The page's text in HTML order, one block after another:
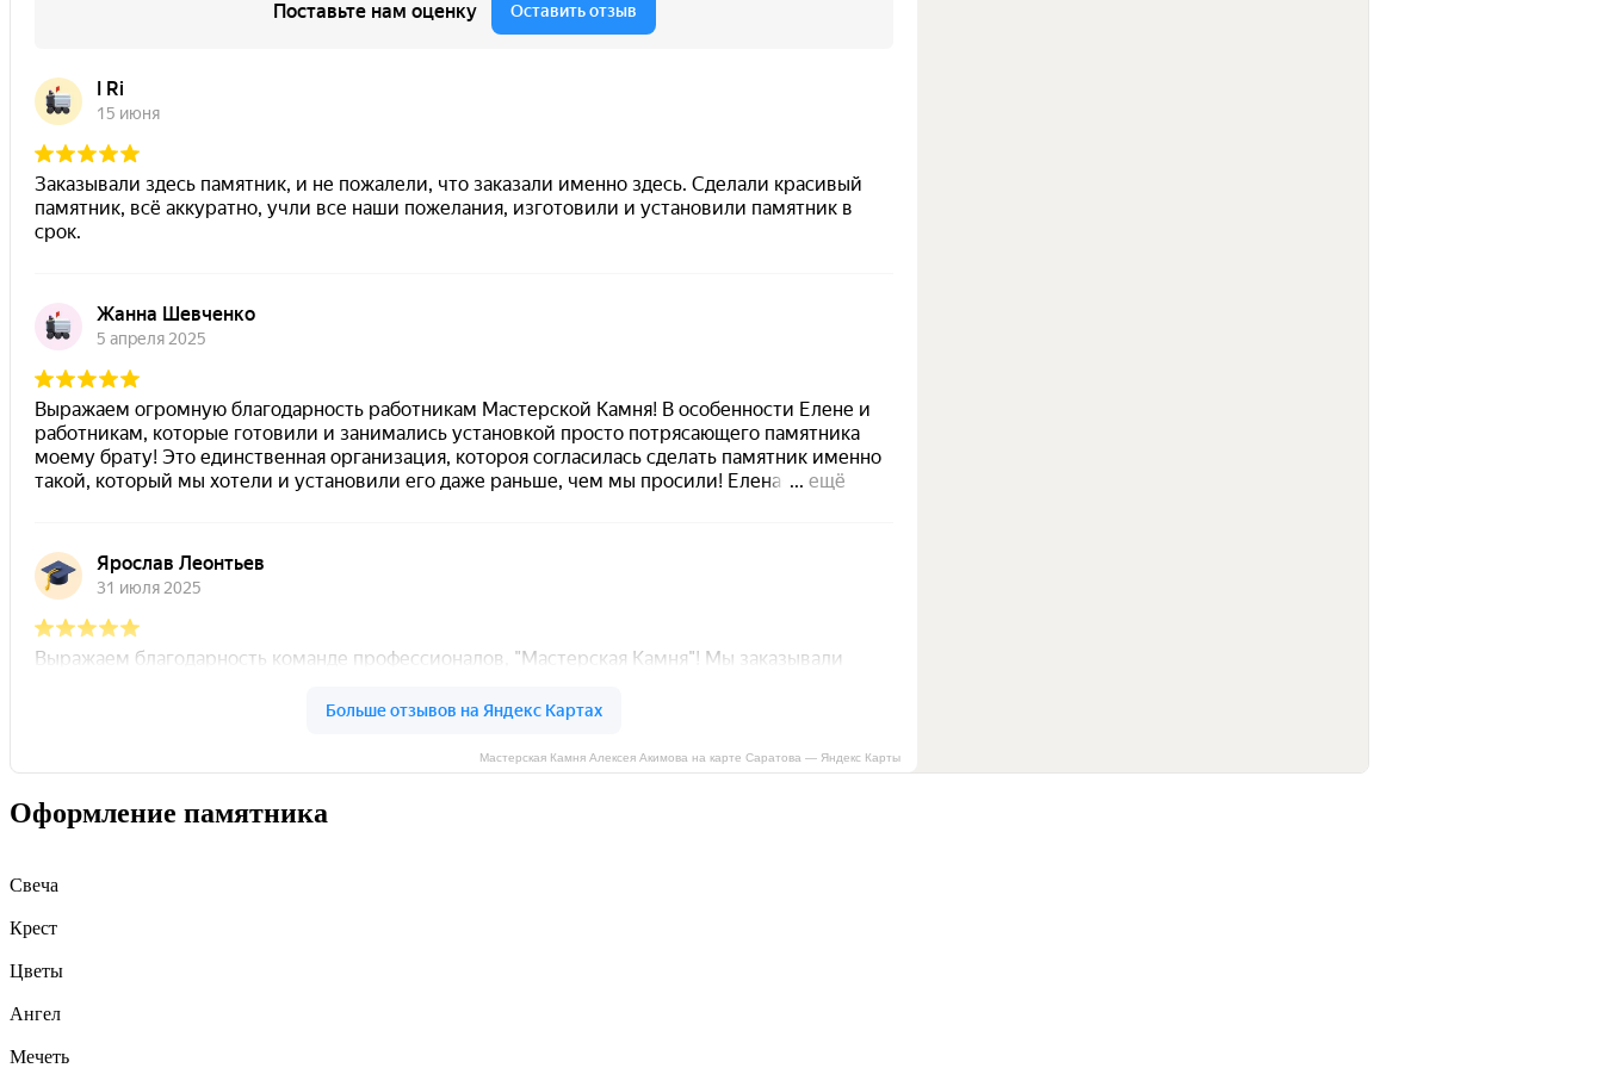
Наш многолетний опыт и профессиональные навыки в
изготовлении памятников - гарантируют высокое качество
продукции!
Смотреть работы
Цветник
Цветник
Надгробные плиты
Вазы
Установка
Скидки
Оплата
Доставка
Контакты
Поиск
8 (8452)901-881
Меню
Мастерская Камня Алексея Акимова на карте Саратова — Яндекс Карты
Оформление памятника
Свеча
Крест
Цветы
Ангел
Мечеть